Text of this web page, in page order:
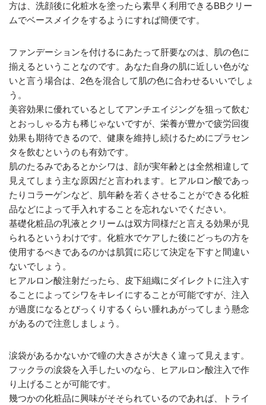
方は、洗顔後に化粧水を塗ったら素早く利用できるBBクリー
ムでベースメイクをするようにすれば簡便です。
ファンデーションを付けるにあたって肝要なのは、肌の色に
揃えるということなのです。あなた自身の肌に近しい色がな
いと言う場合は、2色を混合して肌の色に合わせるいいでしょ
う。
美容効果に優れているとしてアンチエイジングを狙って飲む
とおっしゃる方も稀じゃないですが、栄養が豊かで疲労回復
効果も期待できるので、健康を維持し続けるためにプラセン
タを飲むというのも有効です。
肌のたるみであるとかシワは、顔が実年齢とは全然相違して
見えてしまう主な原因だと言われます。ヒアルロン酸であっ
たりコラーゲンなど、肌年齢を若くさせることができる化粧
品などによって手入れすることを忘れないでください。
基礎化粧品の乳液とクリームは双方同様だと言える効果が見
られるというわけです。化粧水でケアした後にどっちの方を
使用するべきであるのかは肌質に応じて決定を下すと間違い
ないでしょう。
ヒアルロン酸注射だったら、皮下組織にダイレクトに注入す
ることによってシワをキレイにすることが可能ですが、注入
が過度になるとびっくりするくらい腫れあがってしまう懸念
があるので注意しましょう。
涙袋があるかないかで瞳の大きさが大きく違って見えます。
フックラの涙袋を入手したいのなら、ヒアルロン酸注入で作
り上げることが可能です。
幾つかの化粧品に興味がそそられているのであれば、トライ